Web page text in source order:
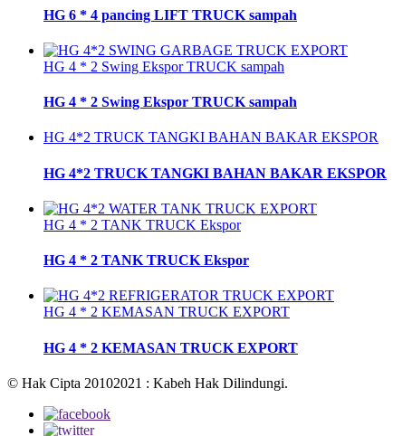
HG 6 * 4 pancing LIFT TRUCK sampah
HG 4 * 2 Swing Ekspor TRUCK sampah
HG 4 * 2 Swing Ekspor TRUCK sampah
HG 4*2 TRUCK TANGKI BAHAN BAKAR EKSPOR
HG 4*2 TRUCK TANGKI BAHAN BAKAR EKSPOR
HG 4 * 2 TANK TRUCK Ekspor
HG 4 * 2 TANK TRUCK Ekspor
HG 4 * 2 KEMASAN TRUCK EXPORT
HG 4 * 2 KEMASAN TRUCK EXPORT
© Hak Cipta 20102021 : Kabeh Hak Dilindungi.